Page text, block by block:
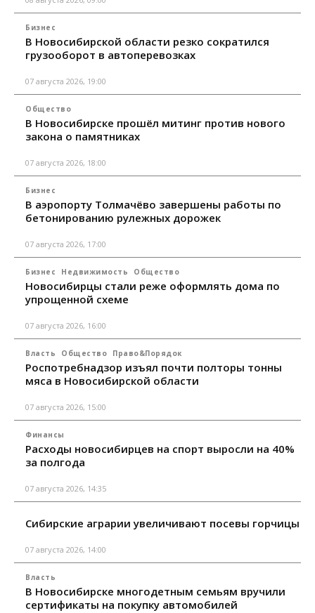
Бизнес
В Новосибирской области резко сократился
грузооборот в автоперевозках
07 августа 2026, 19:00
Общество
В Новосибирске прошёл митинг против нового
закона о памятниках
07 августа 2026, 18:00
Бизнес
В аэропорту Толмачёво завершены работы по
бетонированию рулежных дорожек
07 августа 2026, 17:00
Бизнес Недвижимость Общество
Новосибирцы стали реже оформлять дома по
упрощенной схеме
07 августа 2026, 16:00
Власть Общество Право&Порядок
Роспотребнадзор изъял почти полторы тонны
мяса в Новосибирской области
07 августа 2026, 15:00
Финансы
Расходы новосибирцев на спорт выросли на 40%
за полгода
07 августа 2026, 14:35
Сибирские аграрии увеличивают посевы горчицы
07 августа 2026, 14:00
Власть
В Новосибирске многодетным семьям вручили
сертификаты на покупку автомобилей